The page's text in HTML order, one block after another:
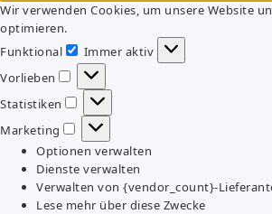
Wir verwenden Cookies, um unsere Website
optimieren.
Funktional
Funktional
Immer aktiv
Vorlieben
Vorlieben
Statistiken
Statistiken
Marketing
Marketing
Optionen verwalten
Dienste verwalten
Verwalten von {vendor_count}-
Lese mehr über diese Zwecke